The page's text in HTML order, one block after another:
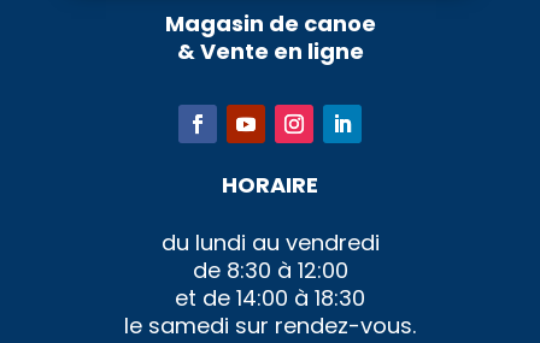
Magasin de canoe
& Vente en ligne
HORAIRE
du lundi au vendredi
de 8:30 à 12:00
et de 14:00 à 18:30
le samedi sur rendez-vous.